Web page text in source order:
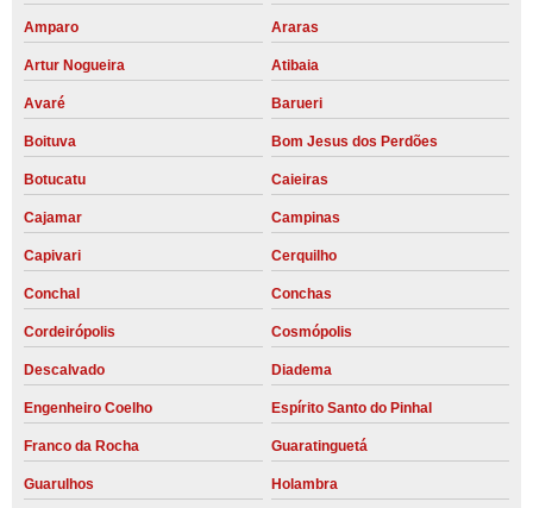
Amparo Araras
Artur Nogueira Atibaia
Avaré Barueri
Boituva Bom Jesus dos Perdões
Botucatu Caieiras
Cajamar Campinas
Capivari Cerquilho
Conchal Conchas
Cordeirópolis Cosmópolis
Descalvado Diadema
Engenheiro Coelho Espírito Santo do Pinhal
Franco da Rocha Guaratinguetá
Guarulhos Holambra